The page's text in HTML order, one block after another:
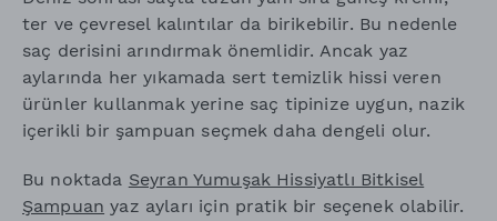
ter ve çevresel kalıntılar da birikebilir. Bu nedenle
saç derisini arındırmak önemlidir. Ancak yaz
aylarında her yıkamada sert temizlik hissi veren
ürünler kullanmak yerine saç tipinize uygun, nazik
içerikli bir şampuan seçmek daha dengeli olur.
Bu noktada Seyran Yumuşak Hissiyatlı Bitkisel
Şampuan yaz ayları için pratik bir seçenek olabilir.